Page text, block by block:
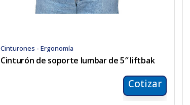
Cinturones - Ergonomía
Cinturón de soporte lumbar de 5″ liftbak
Cotizar